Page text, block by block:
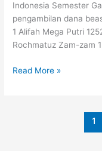
Indonesia Semester
pengambilan dana
1 Alifah Mega Putri
Rochmatuz Zam-zam
Read More »
1